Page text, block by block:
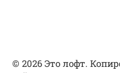
© 2026 Это лофт.